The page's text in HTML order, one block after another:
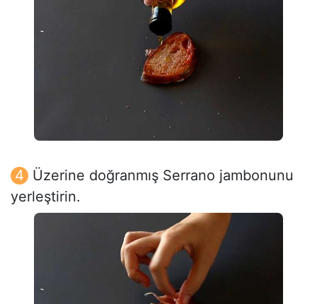
Üzerine doğranmış Serrano jambonunu
yerleştirin.